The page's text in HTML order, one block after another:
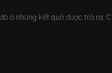
ở những kết quả được trả ra.